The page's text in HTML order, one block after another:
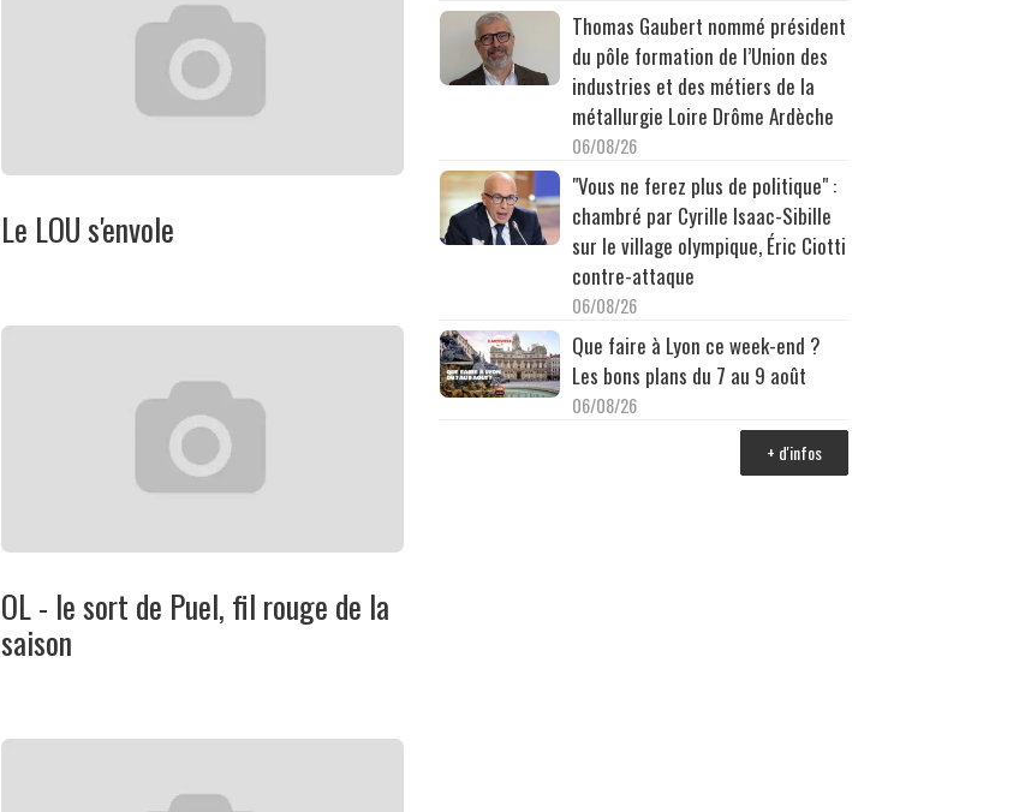
Le LOU s'envole
OL - le sort de Puel, fil rouge de la
saison
Thomas Gaubert nommé président
du pôle formation de l’Union des
industries et des métiers de la
métallurgie Loire Drôme Ardèche
06/08/26
"Vous ne ferez plus de politique" :
chambré par Cyrille Isaac-Sibille
sur le village olympique, Éric Ciotti
contre-attaque
06/08/26
Que faire à Lyon ce week-end ?
Les bons plans du 7 au 9 août
06/08/26
+ d'infos